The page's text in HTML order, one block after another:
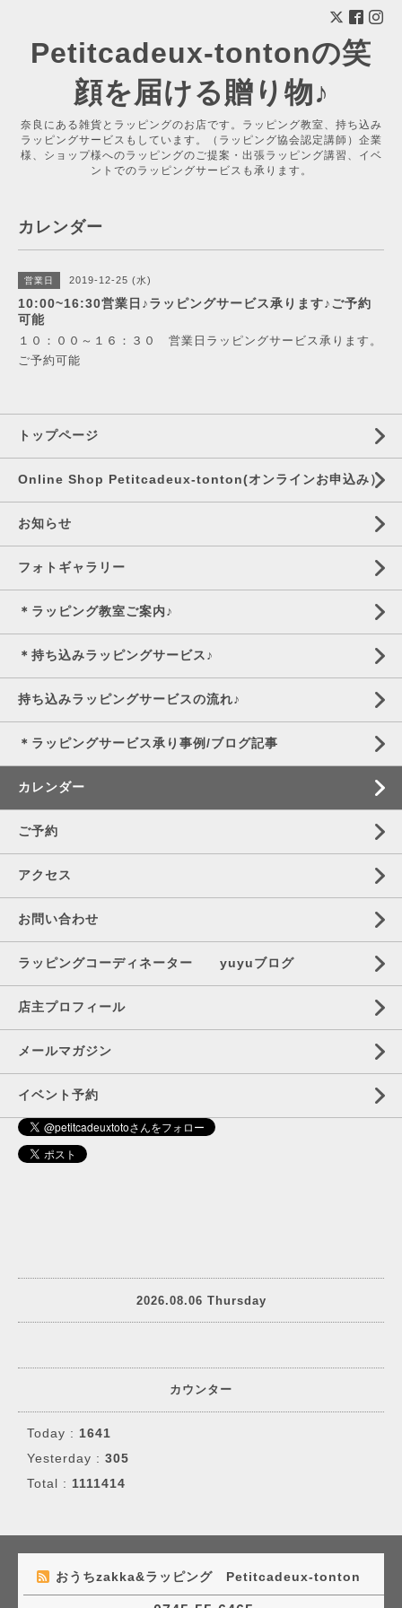
Petitcadeux-tontonの笑
顔を届ける贈り物♪
奈良にある雑貨とラッピングのお店です。ラッピング教室、持ち込み
ラッピングサービスもしています。（ラッピング協会認定講師）企業
様、ショップ様へのラッピングのご提案・出張ラッピング講習、イベ
ントでのラッピングサービスも承ります。
カレンダー
営業日 2019-12-25 (水)
10:00~16:30営業日♪ラッピングサービス承ります♪ご予約
可能
１０：００～１６：３０ 営業日ラッピングサービス承ります。
ご予約可能
トップページ
Online Shop Petitcadeux-tonton(オンラインお申込み）
お知らせ
フォトギャラリー
＊ラッピング教室ご案内♪
＊持ち込みラッピングサービス♪
持ち込みラッピングサービスの流れ♪
＊ラッピングサービス承り事例/ブログ記事
カレンダー
ご予約
アクセス
お問い合わせ
ラッピングコーディネーター yuyuブログ
店主プロフィール
メールマガジン
イベント予約
2026.08.06 Thursday
カウンター
Today : 1641
Yesterday : 305
Total : 1111414
おうちzakka&ラッピング Petitcadeux-tonton